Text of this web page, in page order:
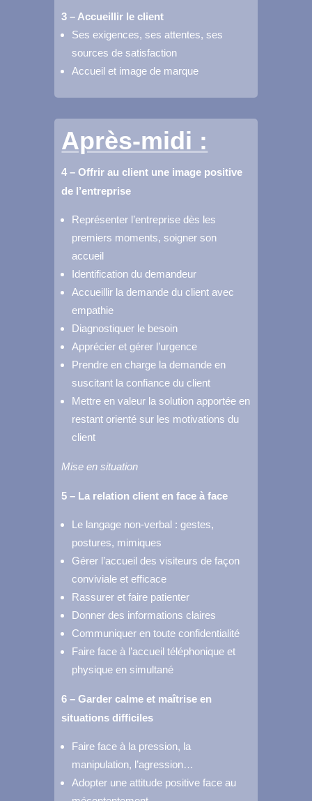
3 – Accueillir le client
Ses exigences, ses attentes, ses
sources de satisfaction
Accueil et image de marque
Après-midi :
4 – Offrir au client une image positive
de l’entreprise
Représenter l’entreprise dès les
premiers moments, soigner son
accueil
Identification du demandeur
Accueillir la demande du client avec
empathie
Diagnostiquer le besoin
Apprécier et gérer l’urgence
Prendre en charge la demande en
suscitant la confiance du client
Mettre en valeur la solution apportée en
restant orienté sur les motivations du
client
Mise en situation
5 – La relation client en face à face
Le langage non-verbal : gestes,
postures, mimiques
Gérer l’accueil des visiteurs de façon
conviviale et efficace
Rassurer et faire patienter
Donner des informations claires
Communiquer en toute confidentialité
Faire face à l’accueil téléphonique et
physique en simultané
6 – Garder calme et maîtrise en
situations difficiles
Faire face à la pression, la
manipulation, l’agression…
Adopter une attitude positive face au